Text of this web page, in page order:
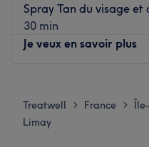
L’atmosphère : Calme et
Les spécialités de
Spray Tan du visage et
30 min
Je veux en savoir plus
Mardi
Treatwell > France >
Limay